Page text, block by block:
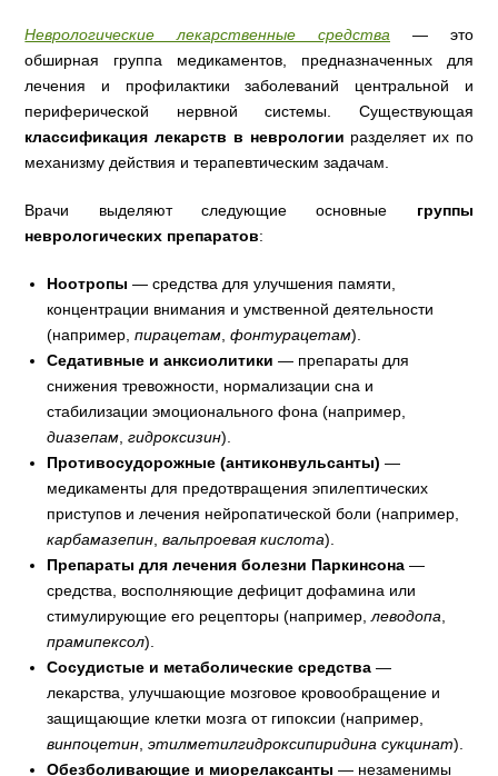
Неврологические лекарственные средства — это
обширная группа медикаментов, предназначенных для
лечения и профилактики заболеваний центральной и
периферической нервной системы. Существующая
классификация лекарств в неврологии разделяет их по
механизму действия и терапевтическим задачам.
Врачи выделяют следующие основные группы
неврологических препаратов:
Ноотропы — средства для улучшения памяти,
концентрации внимания и умственной деятельности
(например,пирацетам ,фонтурацетам).
Седативные и анксиолитики — препараты для
снижения тревожности, нормализации сна и
стабилизации эмоционального фона (например,
диазепам ,гидроксизин).
Противосудорожные (антиконвульсанты) —
медикаменты для предотвращения эпилептических
приступов и лечения нейропатической боли (например,
карбамазепин ,вальпроевая кислота).
Препараты для лечения болезни Паркинсона —
средства, восполняющие дефицит дофамина или
стимулирующие его рецепторы (например,леводопа
прамипексол).
Сосудистые и метаболические средства —
лекарства, улучшающие мозговое кровообращение и
защищающие клетки мозга от гипоксии (например,
винпоцетин ,этилметилгидроксипиридина сукцинат).
Обезболивающие и миорелаксанты — незаменимы